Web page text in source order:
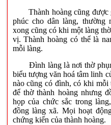
Thành hoàng cũng được
phúc cho dân làng, thường
xong cũng có khi một làng
vị. Thành hoàng có thể là
mỗi làng.
Đình làng là nơi thờ
biểu tượng văn hoá tâm linh
nào cũng có đình, có khi
để thờ thành hoàng nhưng
họp của chức sắc trong
đồng làng xã. Mọi hoạt
chứng kiến của thành hoàng.